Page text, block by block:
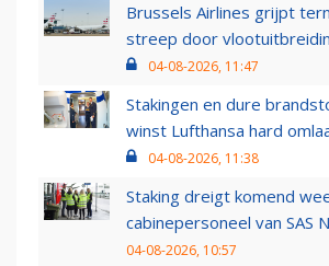
Brussels Airlines grijpt
streep door
04-08-2026, 11:47
Stakingen en dure
winst Lufthansa hard
04-08-2026, 11:38
Staking dreigt komend
cabinepersoneel van SAS
04-08-2026, 10:57